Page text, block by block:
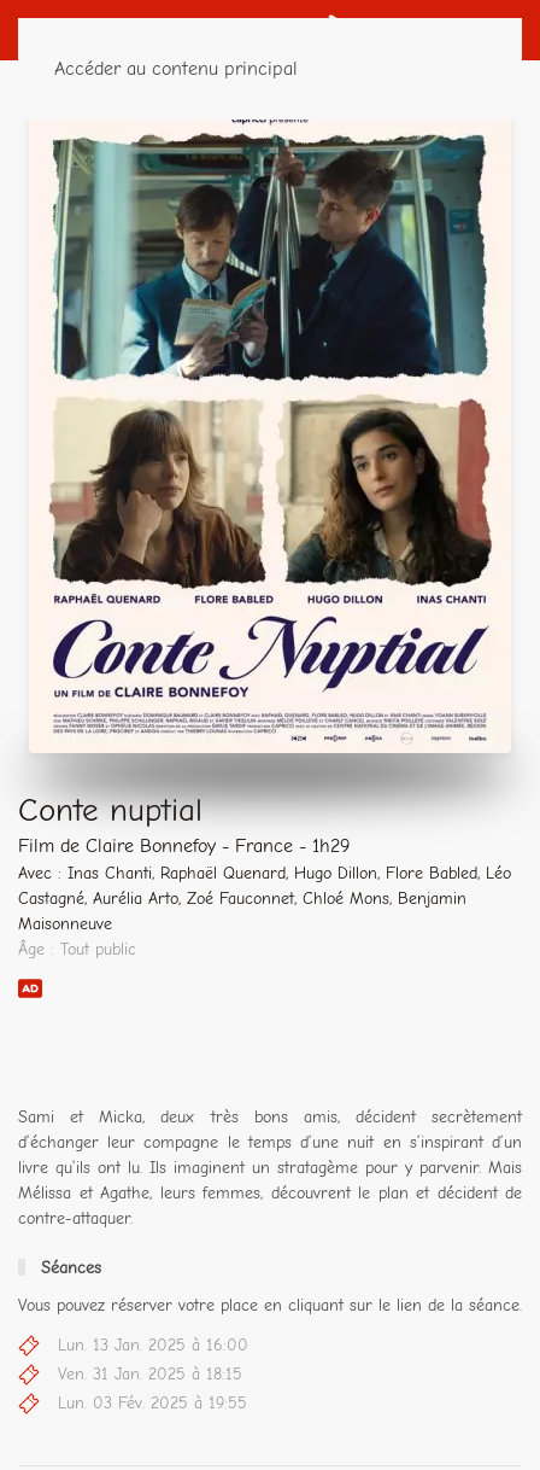
Accéder au contenu principal
Conte nuptial
Film de Claire Bonnefoy - France - 1h29
Avec : Inas Chanti, Raphaël Quenard, Hugo Dillon, Flore Babled, Léo
Castagné, Aurélia Arto, Zoé Fauconnet, Chloé Mons, Benjamin
Maisonneuve
Âge : Tout public
Sami et Micka, deux très bons amis, décident secrètement
d’échanger leur compagne le temps d’une nuit en s’inspirant d’un
livre qu’ils ont lu. Ils imaginent un stratagème pour y parvenir. Mais
Mélissa et Agathe, leurs femmes, découvrent le plan et décident de
contre-attaquer.
Séances
Vous pouvez réserver votre place en cliquant sur le lien de la séance.
Lun. 13 Jan. 2025 à 16:00
Ven. 31 Jan. 2025 à 18:15
Lun. 03 Fév. 2025 à 19:55